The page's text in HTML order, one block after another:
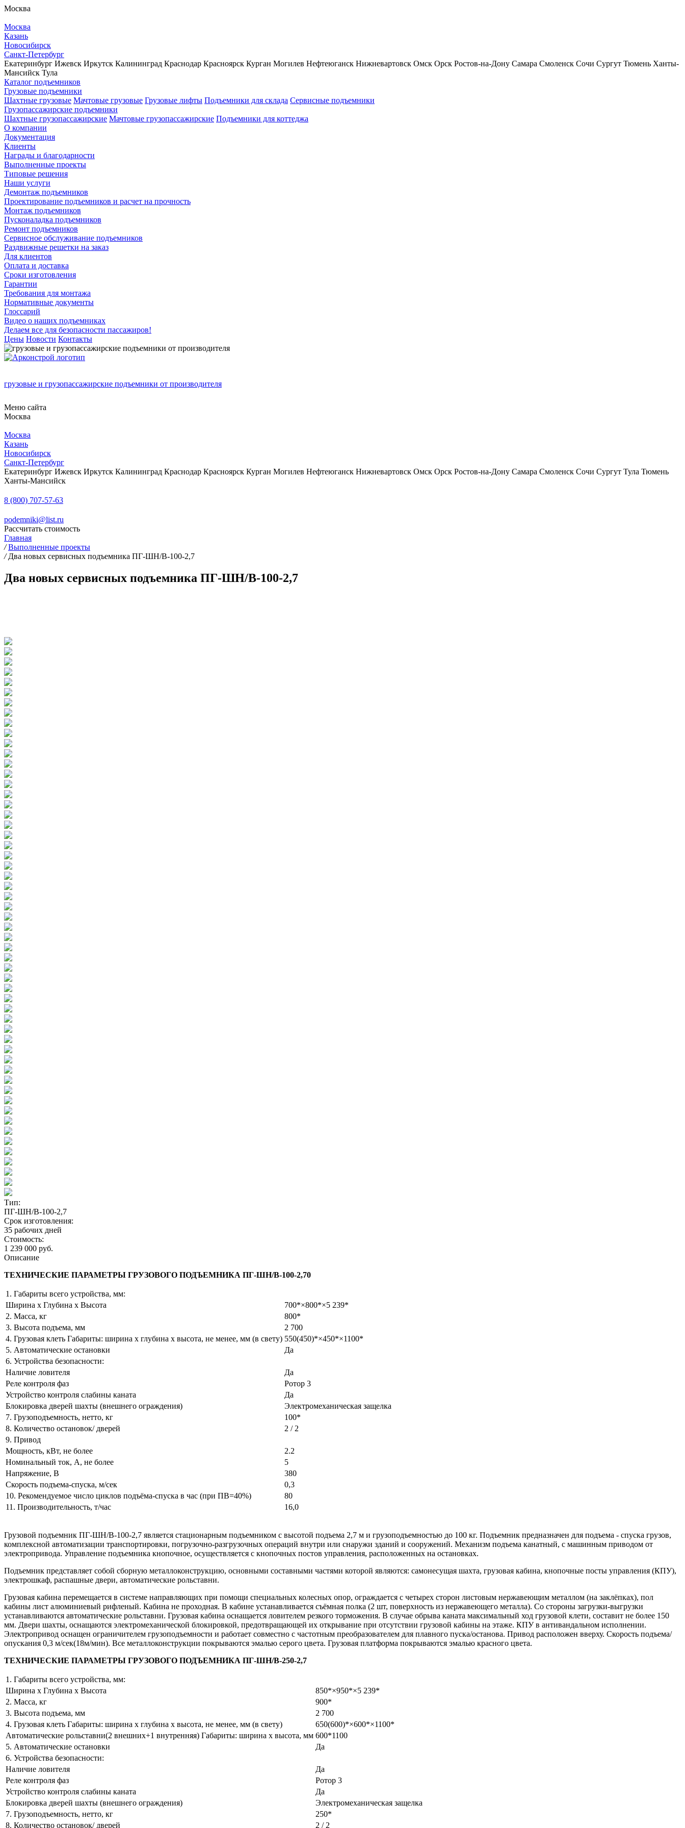
Москва
Москва
Казань
Новосибирск
Санкт-Петербург
Екатеринбург Ижевск Иркутск Калининград Краснодар Красноярск Курган Могилев Нефтеюганск Нижневартовск Омск Орск Ростов-на-Дону Самара Смоленск Сочи Сургут Тюмень Ханты-
Мансийск Тула
Каталог подъемников
Грузовые подъемники
Шахтные грузовые Мачтовые грузовые Грузовые лифты Подъемники для склада Сервисные подъемники
Грузопассажирские подъемники
Шахтные грузопассажирские Мачтовые грузопассажирские Подъемники для коттеджа
О компании
Документация
Клиенты
Награды и благодарности
Выполненные проекты
Типовые решения
Наши услуги
Демонтаж подъемников
Проектирование подъемников и расчет на прочность
Монтаж подъемников
Пусконаладка подъемников
Ремонт подъемников
Сервисное обслуживание подъемников
Раздвижные решетки на заказ
Для клиентов
Оплата и доставка
Сроки изготовления
Гарантии
Требования для монтажа
Нормативные документы
Глоссарий
Видео о наших подъемниках
Делаем все для безопасности пассажиров!
Цены Новости Контакты
грузовые и грузопассажирские подъемники от производителя
Меню сайта
Москва
Москва
Казань
Новосибирск
Санкт-Петербург
Екатеринбург Ижевск Иркутск Калининград Краснодар Красноярск Курган Могилев Нефтеюганск Нижневартовск Омск Орск Ростов-на-Дону Самара Смоленск Сочи Сургут Тула Тюмень
Ханты-Мансийск
8 (800) 707-57-63
podemniki@list.ru
Рассчитать стоимость
Главная
/ Выполненные проекты
/ Два новых сервисных подъемника ПГ-ШН/В-100-2,7
Два новых сервисных подъемника ПГ-ШН/В-100-2,7
Тип:
ПГ-ШН/В-100-2,7
Срок изготовления:
35 рабочих дней
Стоимость:
1 239 000 руб.
Описание
ТЕХНИЧЕСКИЕ ПАРАМЕТРЫ ГРУЗОВОГО ПОДЪЕМНИКА ПГ-ШН/В-100-2,70
1. Габариты всего устройства, мм:
Ширина х Глубина х Высота
700*×800*×5 239*
2. Масса, кг
800*
3. Высота подъема, мм
2 700
4. Грузовая клеть Габариты: ширина х глубина х высота, не менее, мм (в свету) 550(450)*×450*×1100*
5. Автоматические остановки
Да
6. Устройства безопасности:
Наличие ловителя
Да
Реле контроля фаз
Ротор 3
Устройство контроля слабины каната
Да
Блокировка дверей шахты (внешнего ограждения)
Электромеханическая защелка
7. Грузоподъемность, нетто, кг
100*
8. Количество остановок/ дверей
2 / 2
9. Привод
Мощность, кВт, не более
2.2
Номинальный ток, А, не более
5
Напряжение, В
380
Скорость подъема-спуска, м/сек
0,3
10. Рекомендуемое число циклов подъёма-спуска в час (при ПВ=40%)
80
11. Производительность, т/час
16,0
Грузовой подъемник ПГ-ШН/В-100-2,7 является стационарным подъемником с высотой подъема 2,7 м и грузоподъемностью до 100 кг. Подъемник предназначен для подъема - спуска грузов,
комплексной автоматизации транспортировки, погрузочно-разгрузочных операций внутри или снаружи зданий и сооружений. Механизм подъема канатный, с машинным приводом от
электропривода. Управление подъемника кнопочное, осуществляется с кнопочных постов управления, расположенных на остановках.
Подъемник представляет собой сборную металлоконструкцию, основными составными частями которой являются: самонесущая шахта, грузовая кабина, кнопочные посты управления (КПУ),
электрошкаф, распашные двери, автоматические рольставни.
Грузовая кабина перемещается в системе направляющих при помощи специальных колесных опор, ограждается с четырех сторон листовым нержавеющим металлом (на заклёпках), пол
кабины лист алюминиевый рифленый. Кабина не проходная. В кабине устанавливается съёмная полка (2 шт, поверхность из нержавеющего металла). Со стороны загрузки-выгрузки
устанавливаются автоматические рольставни. Грузовая кабина оснащается ловителем резкого торможения. В случае обрыва каната максимальный ход грузовой клети, составит не более 150
мм. Двери шахты, оснащаются электромеханической блокировкой, предотвращающей их открывание при отсутствии грузовой кабины на этаже. КПУ в антивандальном исполнении.
Электропривод оснащен ограничителем грузоподъемности и работает совместно с частотным преобразователем для плавного пуска/останова. Привод расположен вверху. Скорость подъема/
опускания 0,3 м/сек(18м/мин). Все металлоконструкции покрываются эмалью серого цвета. Грузовая платформа покрываются эмалью красного цвета.
ТЕХНИЧЕСКИЕ ПАРАМЕТРЫ ГРУЗОВОГО ПОДЪЕМНИКА ПГ-ШН/В-250-2,7
1. Габариты всего устройства, мм:
Ширина х Глубина х Высота
850*×950*×5 239*
2. Масса, кг
900*
3. Высота подъема, мм
2 700
4. Грузовая клеть Габариты: ширина х глубина х высота, не менее, мм (в свету)
650(600)*×600*×1100*
Автоматические рольставни(2 внешних+1 внутренняя) Габариты: ширина х высота, мм 600*1100
5. Автоматические остановки
Да
6. Устройства безопасности:
Наличие ловителя
Да
Реле контроля фаз
Ротор 3
Устройство контроля слабины каната
Да
Блокировка дверей шахты (внешнего ограждения)
Электромеханическая защелка
7. Грузоподъемность, нетто, кг
250*
8. Количество остановок/ дверей
2 / 2